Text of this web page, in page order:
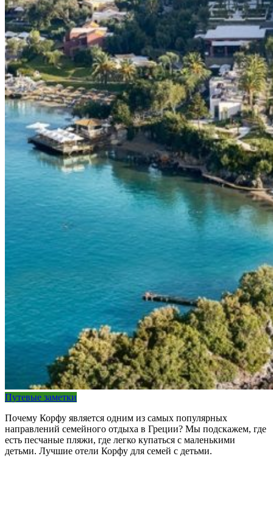
Путевые заметки
Почему Корфу является одним из самых популярных
направлений семейного отдыха в Греции? Мы подскажем, где
есть песчаные пляжи, где легко купаться с маленькими
детьми. Лучшие отели Корфу для семей с детьми.